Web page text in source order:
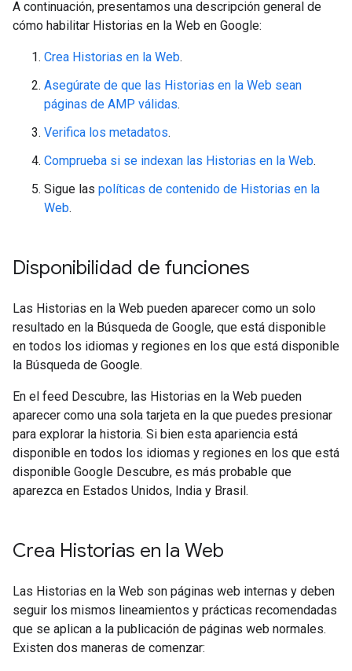
A continuación, presentamos una descripción general de
cómo habilitar Historias en la Web en Google:
Crea Historias en la Web.
Asegúrate de que las Historias en la Web sean
páginas de AMP válidas.
Verifica los metadatos.
Comprueba si se indexan las Historias en la Web.
Sigue las políticas de contenido de Historias en la
Web.
Disponibilidad de funciones
Las Historias en la Web pueden aparecer como un solo
resultado en la Búsqueda de Google, que está disponible
en todos los idiomas y regiones en los que está disponible
la Búsqueda de Google.
En el feed Descubre, las Historias en la Web pueden
aparecer como una sola tarjeta en la que puedes presionar
para explorar la historia. Si bien esta apariencia está
disponible en todos los idiomas y regiones en los que está
disponible Google Descubre, es más probable que
aparezca en Estados Unidos, India y Brasil.
Crea Historias en la Web
Las Historias en la Web son páginas web internas y deben
seguir los mismos lineamientos y prácticas recomendadas
que se aplican a la publicación de páginas web normales.
Existen dos maneras de comenzar: